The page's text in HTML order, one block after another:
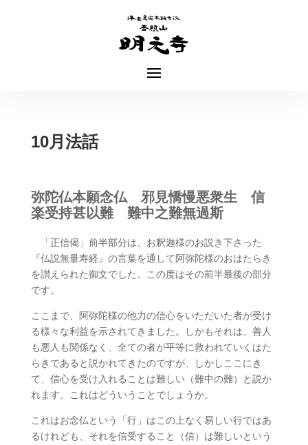
10月法話
弥陀仏本願念仏 邪見憍慢悪衆生 信
楽受持甚以難 難中之難無過斯
「正信偈」前半部分は、お釈迦様のお説き下さった
『仏説無量寿経』の言葉を通して阿弥陀様のおはたらき
を讃えられた御文でした。この度はその前半最後の部分
です。
ここまで、阿弥陀様の他力の信心をいただいた者が受け
る様々な利益を示されてきました。しかもそれは、善人
も悪人も関係なく、全ての者が平等に救われていくはた
らきであると説かれてきたのですが、しかしここにき
て、信心を受け入れることは難しい（難中の難）と説か
れます。これはどういうことでしょうか。
これはお念仏という「行」はこの上なく易しい行ではあ
るけれども、それを信受すること（信）は難しいという